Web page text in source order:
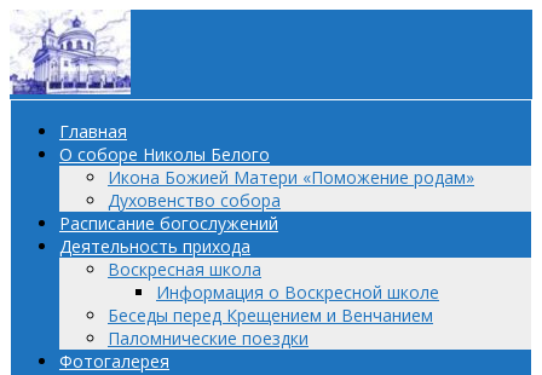
Главная
О соборе Николы Белого
Икона Божией Матери «Поможение родам»
Духовенство собора
Расписание богослужений
Деятельность прихода
Воскресная школа
Информация о Воскресной школе
Беседы перед Крещением и Венчанием
Паломнические поездки
Фотогалерея